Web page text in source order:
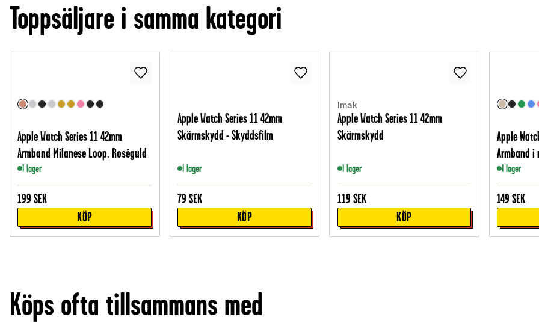
Toppsäljare i samma kategori
Apple Watch Series 11 42mm
Armband Milanese Loop, Roséguld
I lager
199 SEK
KÖP
Apple Watch Series 11 42mm
Skärmskydd - Skyddsfilm
I lager
79 SEK
KÖP
Imak
Apple Watch Series 11 42mm
Skärmskydd
I lager
119 SEK
KÖP
Apple
Armband i
I lager
149 SEK
Köps ofta tillsammans med